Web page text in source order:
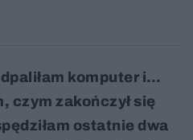
komputer i…
czym zakończył się
ostatnie dwa